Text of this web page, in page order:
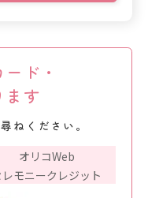
ド・
ます
ねください。
オリコWeb
モニークレジット